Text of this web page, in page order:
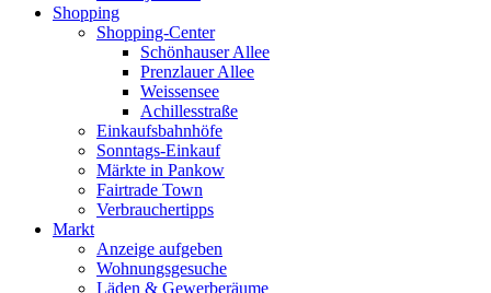
Shopping
Shopping-Center
Schönhauser Allee
Prenzlauer Allee
Weissensee
Achillesstraße
Einkaufsbahnhöfe
Sonntags-Einkauf
Märkte in Pankow
Fairtrade Town
Verbrauchertipps
Markt
Anzeige aufgeben
Wohnungsgesuche
Läden & Gewerberäume